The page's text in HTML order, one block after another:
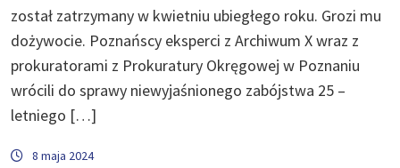
został zatrzymany w kwietniu ubiegłego roku. Grozi mu
dożywocie. Poznańscy eksperci z Archiwum X wraz z
prokuratorami z Prokuratury Okręgowej w Poznaniu
wrócili do sprawy niewyjaśnionego zabójstwa 25 –
letniego […]
8 maja 2024